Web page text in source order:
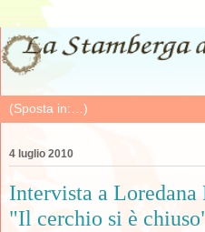
4 luglio 2010
Intervista a Loredana
"Il cerchio si è